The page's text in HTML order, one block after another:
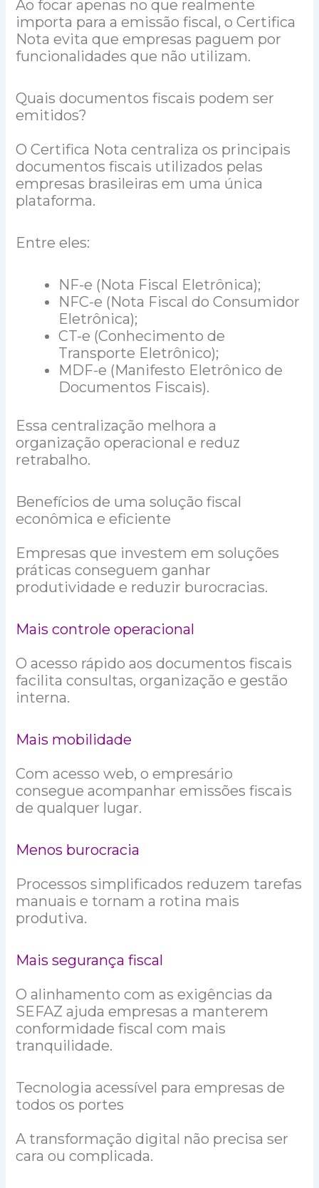
Ao focar apenas no que realmente
importa para a emissão fiscal, o Certifica
Nota evita que empresas paguem por
funcionalidades que não utilizam.
Quais documentos fiscais podem ser
emitidos?
O Certifica Nota centraliza os principais
documentos fiscais utilizados pelas
empresas brasileiras em uma única
plataforma.
Entre eles:
NF-e (Nota Fiscal Eletrônica);
NFC-e (Nota Fiscal do Consumidor
Eletrônica);
CT-e (Conhecimento de
Transporte Eletrônico);
MDF-e (Manifesto Eletrônico de
Documentos Fiscais).
Essa centralização melhora a
organização operacional e reduz
retrabalho.
Benefícios de uma solução fiscal
econômica e eficiente
Empresas que investem em soluções
práticas conseguem ganhar
produtividade e reduzir burocracias.
Mais controle operacional
O acesso rápido aos documentos fiscais
facilita consultas, organização e gestão
interna.
Mais mobilidade
Com acesso web, o empresário
consegue acompanhar emissões fiscais
de qualquer lugar.
Menos burocracia
Processos simplificados reduzem tarefas
manuais e tornam a rotina mais
produtiva.
Mais segurança fiscal
O alinhamento com as exigências da
SEFAZ ajuda empresas a manterem
conformidade fiscal com mais
tranquilidade.
Tecnologia acessível para empresas de
todos os portes
A transformação digital não precisa ser
cara ou complicada.